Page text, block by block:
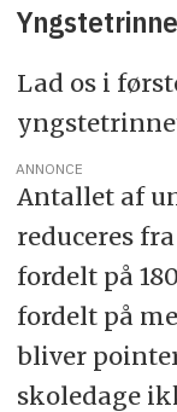
Lad os i
ANNONCE
Antallet af
reduceres
fordelt på
fordelt på
bliver
skoledage